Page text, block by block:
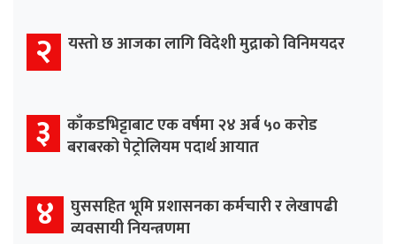
२ यस्तो छ आजका लागि विदेशी मुद्राको विनिमयदर
३ काँकडभिट्टाबाट एक वर्षमा २४ अर्ब ५० करोड
बराबरको पेट्रोलियम पदार्थ आयात
४ घुससहित भूमि प्रशासनका कर्मचारी र लेखापढी
व्यवसायी नियन्त्रणमा